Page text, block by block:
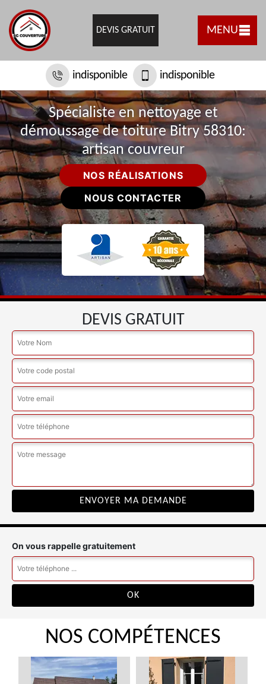
DEVIS GRATUIT MENU
indisponible indisponible
Spécialiste en nettoyage et
démoussage de toiture Bitry 58310:
artisan couvreur
NOS RÉALISATIONS
NOUS CONTACTER
DEVIS GRATUIT
On vous rappelle gratuitement
NOS COMPÉTENCES